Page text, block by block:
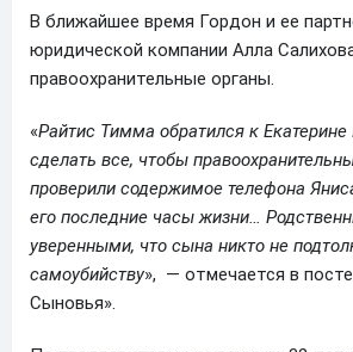
В ближайшее время Гордон и ее
юридической компании Алла
правоохранительные органы.
«Райтис Тимма обратился к Екатерине
сделать все, чтобы
проверили содержимое телефона
его последние часы жизни…
уверенными, что сына никто не
самоубийству», — отмечается в
Сыновья».